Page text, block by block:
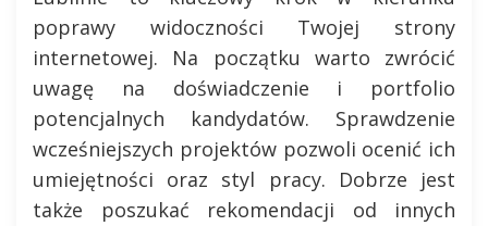
poprawy widoczności Twojej strony
internetowej. Na początku warto zwrócić
uwagę na doświadczenie i portfolio
potencjalnych kandydatów. Sprawdzenie
wcześniejszych projektów pozwoli ocenić ich
umiejętności oraz styl pracy. Dobrze jest
także poszukać rekomendacji od innych